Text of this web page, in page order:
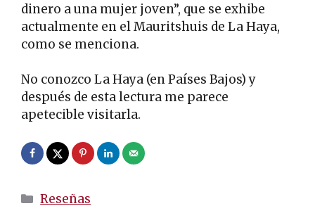
dinero a una mujer joven”, que se exhibe
actualmente en el Mauritshuis de La Haya,
como se menciona.
No conozco La Haya (en Países Bajos) y
después de esta lectura me parece
apetecible visitarla.
Categorías
Reseñas